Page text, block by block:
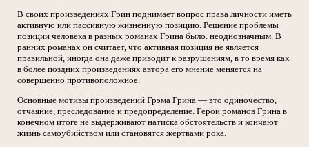
В своих произведениях Грин поднимает вопрос права личности иметь
активную или пассивную жизненную позицию. Решение проблемы
позиции человека в разных романах Грина было. неоднозначным. В
ранних романах он считает, что активная позиция не является
правильной, иногда она даже приводит к разрушениям, в то время как
в более поздних произведениях автора его мнение меняется на
совершенно противоположное.
Основные мотивы произведений Грэма Грина — это одиночество,
отчаяние, преследование и предопределение. Герои романов Грина в
конечном итоге не выдерживают натиска обстоятельств и кончают
жизнь самоубийством или становятся жертвами рока.